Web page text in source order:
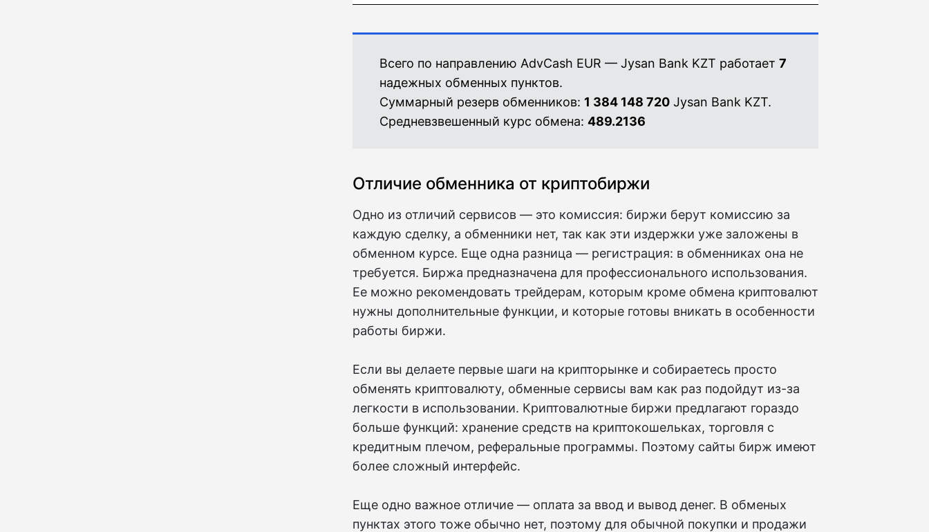
Всего по направлению AdvCash EUR — Jysan Bank KZT работает 7
надежных обменных пунктов.
Суммарный резерв обменников: 1 384 148 720 Jysan Bank KZT.
Средневзвешенный курс обмена: 489.2136
Отличие обменника от криптобиржи
Одно из отличий сервисов — это комиссия: биржи берут комиссию за
каждую сделку, а обменники нет, так как эти издержки уже заложены в
обменном курсе. Еще одна разница — регистрация: в обменниках она не
требуется. Биржа предназначена для профессионального использования.
Ее можно рекомендовать трейдерам, которым кроме обмена криптовалют
нужны дополнительные функции, и которые готовы вникать в особенности
работы биржи.
Если вы делаете первые шаги на крипторынке и собираетесь просто
обменять криптовалюту, обменные сервисы вам как раз подойдут из-за
легкости в использовании. Криптовалютные биржи предлагают гораздо
больше функций: хранение средств на криптокошельках, торговля с
кредитным плечом, реферальные программы. Поэтому сайты бирж имеют
более сложный интерфейс.
Еще одно важное отличие — оплата за ввод и вывод денег. В обменых
пунктах этого тоже обычно нет, поэтому для обычной покупки и продажи